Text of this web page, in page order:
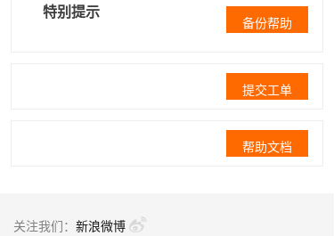
特别提示
备份帮助
提交工单
帮助文档